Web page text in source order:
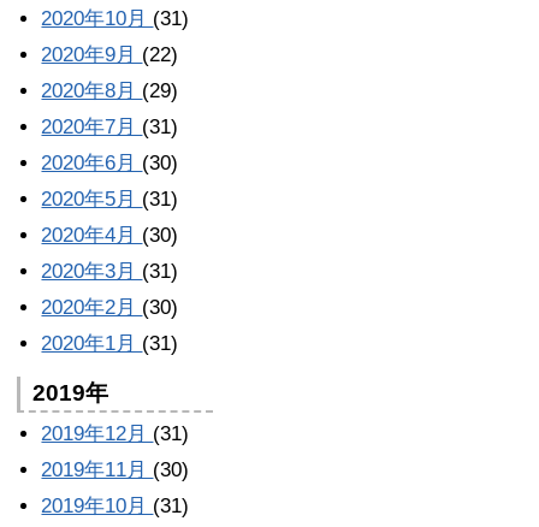
2020年10月 (31)
2020年9月 (22)
2020年8月 (29)
2020年7月 (31)
2020年6月 (30)
2020年5月 (31)
2020年4月 (30)
2020年3月 (31)
2020年2月 (30)
2020年1月 (31)
2019年
2019年12月 (31)
2019年11月 (30)
2019年10月 (31)